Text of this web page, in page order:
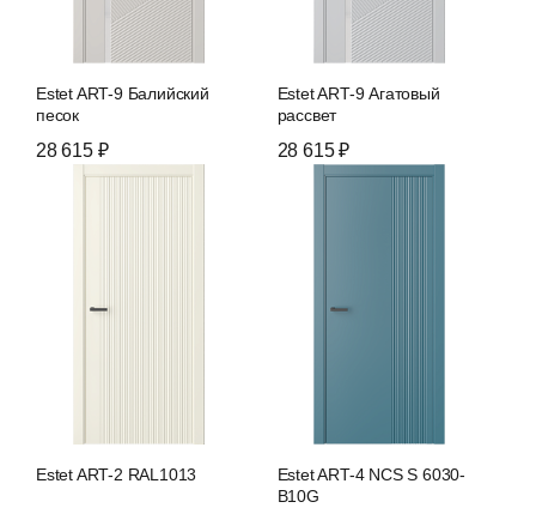
Estet ART-9 Балийский
песок
28 615 ₽
Estet ART-9 Агатовый
рассвет
28 615 ₽
Estet ART-2 RAL1013
Estet ART-4 NCS S 6030-
B10G